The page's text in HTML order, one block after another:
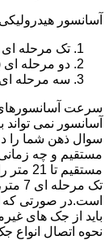
آسانسور
تک مرحله ای
دو مرحله ای
سه مرحله
سرعت
آسانسور نمی
سوال ذهن شما را
مستقیم و چه
باید از جک های
نحوه اتصال انواع